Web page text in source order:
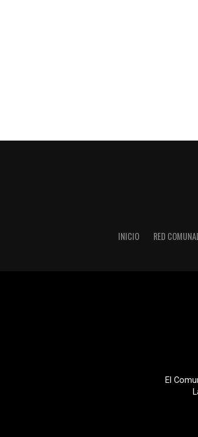
INICIO RED
El